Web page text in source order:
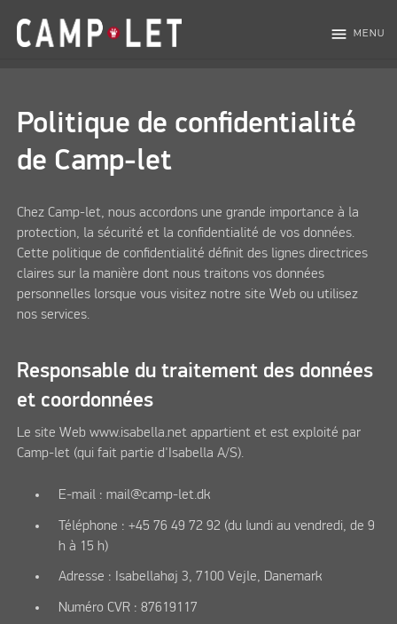
menu MENU
Politique de confidentialité
de Camp-let
Chez Camp-let, nous accordons une grande importance à la
protection, la sécurité et la confidentialité de vos données.
Cette politique de confidentialité définit des lignes directrices
claires sur la manière dont nous traitons vos données
personnelles lorsque vous visitez notre site Web ou utilisez
nos services.
Responsable du traitement des données
et coordonnées
Le site Web www.isabella.net appartient et est exploité par
Camp-let (qui fait partie d'Isabella A/S).
E-mail : mail@camp-let.dk
Téléphone : +45 76 49 72 92 (du lundi au vendredi, de 9
h à 15 h)
Adresse : Isabellahøj 3, 7100 Vejle, Danemark
Numéro CVR : 87619117